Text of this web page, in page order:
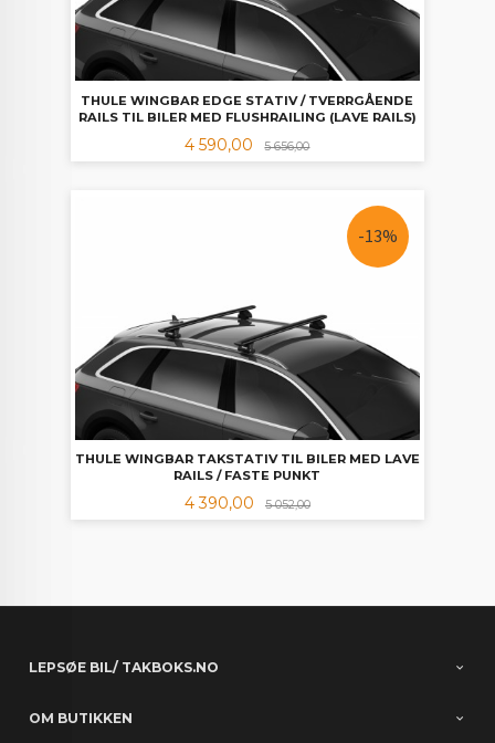
THULE WINGBAR EDGE STATIV / TVERRGÅENDE
RAILS TIL BILER MED FLUSHRAILING (LAVE RAILS)
Tilbud
4 590,00 5 656,00Rabatt
THULE WINGBAR TAKSTATIV TIL BILER MED LAVE
RAILS / FASTE PUNKT
Tilbud
4 390,00 5 052,00Rabatt
-13%
LEPSØE BIL/ TAKBOKS.NO
OM BUTIKKEN